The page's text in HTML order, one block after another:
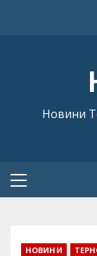
Новини
Primary
НОВИНИ